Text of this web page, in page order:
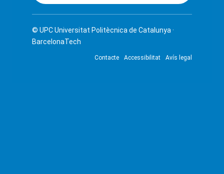
© UPCUniversitat Politècnica de Catalunya ·
BarcelonaTech
Contacte Accessibilitat Avís legal